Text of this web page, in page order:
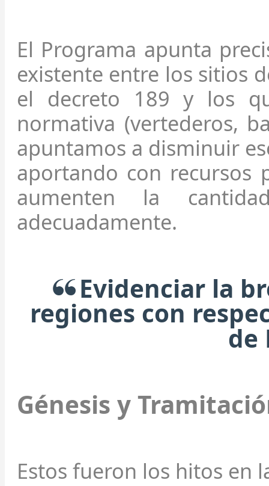
El Programa apunta
existente entre los sitios
el decreto 189 y los
normativa (vertederos,
apuntamos a disminuir
aportando con recursos
aumenten la
adecuadamente.
Evidenciar la
regiones con
de
Génesis y
Estos fueron los hitos en